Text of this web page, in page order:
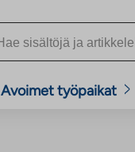
Avoimet työpaikat